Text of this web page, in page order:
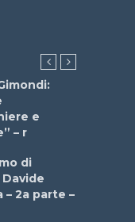
e
– r
di
– 2a parte –